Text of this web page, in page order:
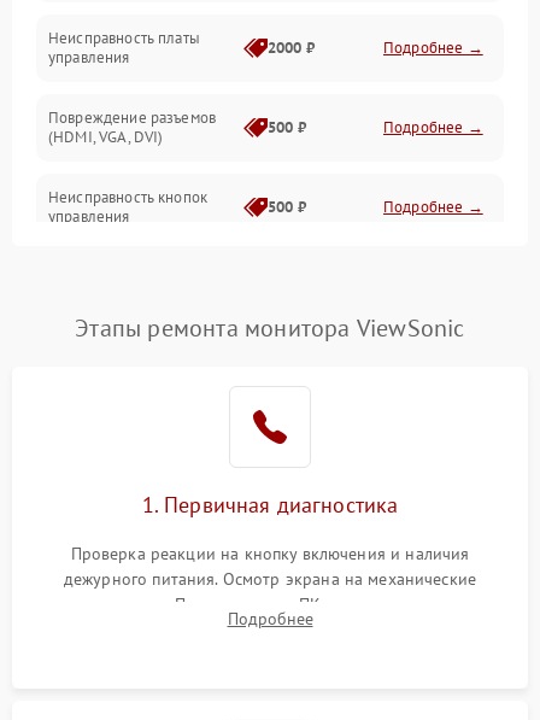
Неисправность платы
управления
2000 ₽ Подробнее →
Повреждение разъемов
(HDMI, VGA, DVI)
500 ₽ Подробнее →
Неисправность кнопок
управления
500 ₽ Подробнее →
Повреждение кабеля
1000 ₽
Поломка системы
автоматического
1000 ₽ Подробнее →
Неисправность системы
1000 ₽
Этапы ремонта монитора ViewSonic
1. Первичная диагностика
Проверка реакции на кнопку включения и наличия
дежурного питания. Осмотр экрана на механические
повреждения. Подключение к ПК для оценки вывода
изображения, работы подсветки и выявления артефактов на
Подробнее